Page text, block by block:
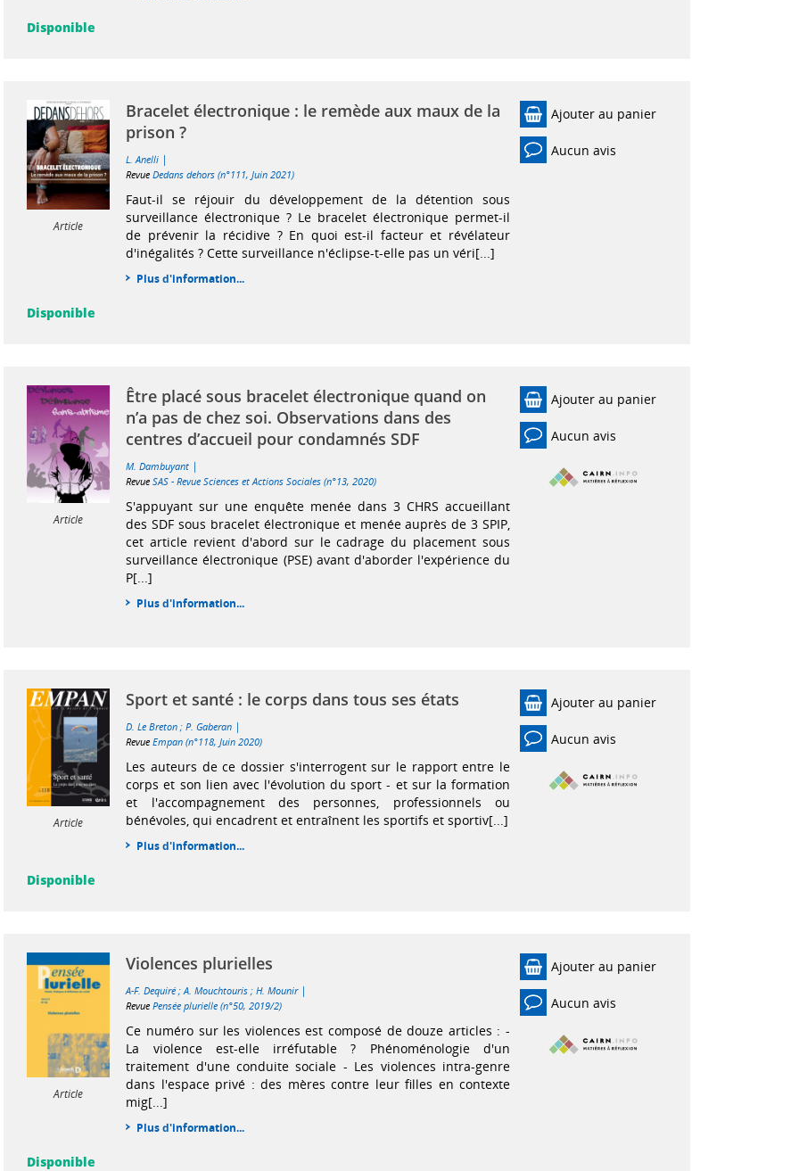
Disponible
Article
Bracelet électronique : le remède aux maux de la
prison ?
L. Anelli |
RevueDedans dehors (n°111, Juin 2021)
Faut-il se réjouir du développement de la détention sous
surveillance électronique ? Le bracelet électronique permet-il
de prévenir la récidive ? En quoi est-il facteur et révélateur
d'inégalités ? Cette surveillance n'éclipse-t-elle pas un véri[...]
Plus d'information...
Ajouter au panier
Aucun avis
Disponible
Article
Être placé sous bracelet électronique quand on
n’a pas de chez soi. Observations dans des
centres d’accueil pour condamnés SDF
M. Dambuyant |
RevueSAS - Revue Sciences et Actions Sociales (n°13, 2020)
S'appuyant sur une enquête menée dans 3 CHRS accueillant
des SDF sous bracelet électronique et menée auprès de 3 SPIP,
cet article revient d'abord sur le cadrage du placement sous
surveillance électronique (PSE) avant d'aborder l'expérience du
P[...]
Plus d'information...
Ajouter au panier
Aucun avis
Article
Sport et santé : le corps dans tous ses états
D. Le Breton ;P. Gaberan |
RevueEmpan (n°118, Juin 2020)
Les auteurs de ce dossier s'interrogent sur le rapport entre le
corps et son lien avec l'évolution du sport - et sur la formation
et l'accompagnement des personnes, professionnels ou
bénévoles, qui encadrent et entraînent les sportifs et sportiv[...]
Plus d'information...
Ajouter au panier
Aucun avis
Disponible
Article
Violences plurielles
A-F. Dequiré ;A. Mouchtouris ;H. Mounir |
RevuePensée plurielle (n°50, 2019/2)
Ce numéro sur les violences est composé de douze articles : -
La violence est-elle irréfutable ? Phénoménologie d'un
traitement d'une conduite sociale - Les violences intra-genre
dans l'espace privé : des mères contre leur filles en contexte
mig[...]
Plus d'information...
Ajouter au panier
Aucun avis
Disponible